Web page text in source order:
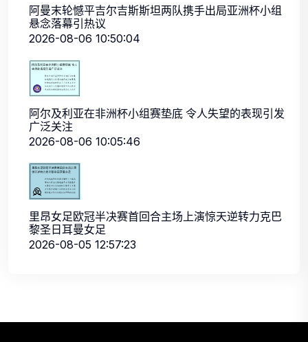
阿曼末轮憾平吉尔吉斯斯坦两队携手出局亚洲杯小组
悬念落幕引热议
2026-08-06 10:50:04
阿尔及利亚在非洲杯小组赛垫底 令人失望的表现引发
广泛关注
2026-08-06 10:05:46
里昂女足欧冠半决赛首回合主场上演惊天逆转力克巴
黎圣日耳曼女足
2026-08-05 12:57:23